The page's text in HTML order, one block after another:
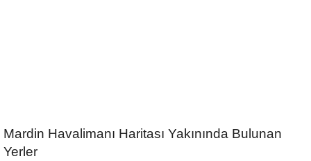
Mardin Havalimanı Haritası Yakınında Bulunan
Yerler